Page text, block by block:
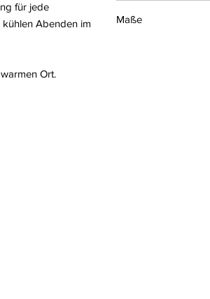
für jede
kühlen Abenden im
Ort.
Maße